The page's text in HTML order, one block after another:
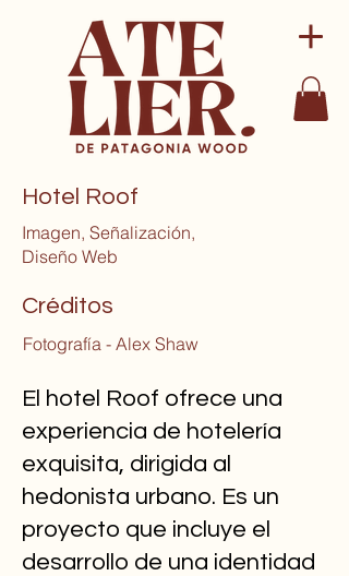
Hotel Roof
Imagen, Señalización,
Diseño Web
Créditos
Fotografía - Alex Shaw
El hotel Roof ofrece una
experiencia de hotelería
exquisita, dirigida al
hedonista urbano. Es un
proyecto que incluye el
desarrollo de una identidad